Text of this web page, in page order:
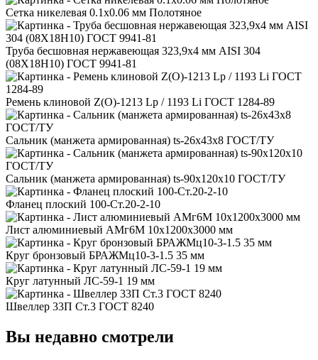
Сетка никелевая 0.1x0.06 мм Полотяное
Труба бесшовная нержавеющая 323,9x4 мм AISI 304
(08Х18Н10) ГОСТ 9941-81
Ремень клиновой Z(O)-1213 Lp / 1193 Li ГОСТ 1284-89
Сальник (манжета армированная) ts-26x43x8 ГОСТ/ТУ
Сальник (манжета армированная) ts-90x120x10 ГОСТ/ТУ
Фланец плоский 100-Ст.20-2-10
Лист алюминиевый АМг6М 10x1200x3000 мм
Круг бронзовый БРАЖМц10-3-1.5 35 мм
Круг латунный ЛС-59-1 19 мм
Швеллер 33П Ст.3 ГОСТ 8240
Вы недавно смотрели